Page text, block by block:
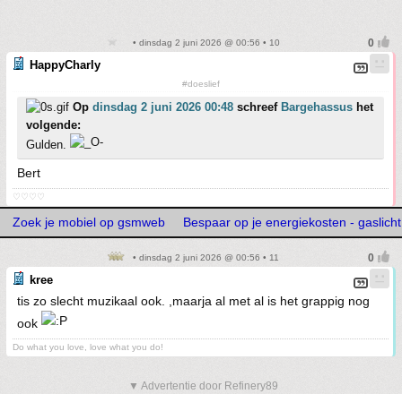
• dinsdag 2 juni 2026 @ 00:56 • 10
HappyCharly
#doeslief
Op dinsdag 2 juni 2026 00:48 schreef Bargehassus het
volgende:
Gulden.
Bert
♡♡♡♡
Zoek je mobiel op gsmweb Bespaar op je energiekosten -
• dinsdag 2 juni 2026 @ 00:56 • 11
kree
tis zo slecht muzikaal ook. ,maarja al met al is het grappig nog
ook
Do what you love, love what you do!
▼ Advertentie door Refinery89